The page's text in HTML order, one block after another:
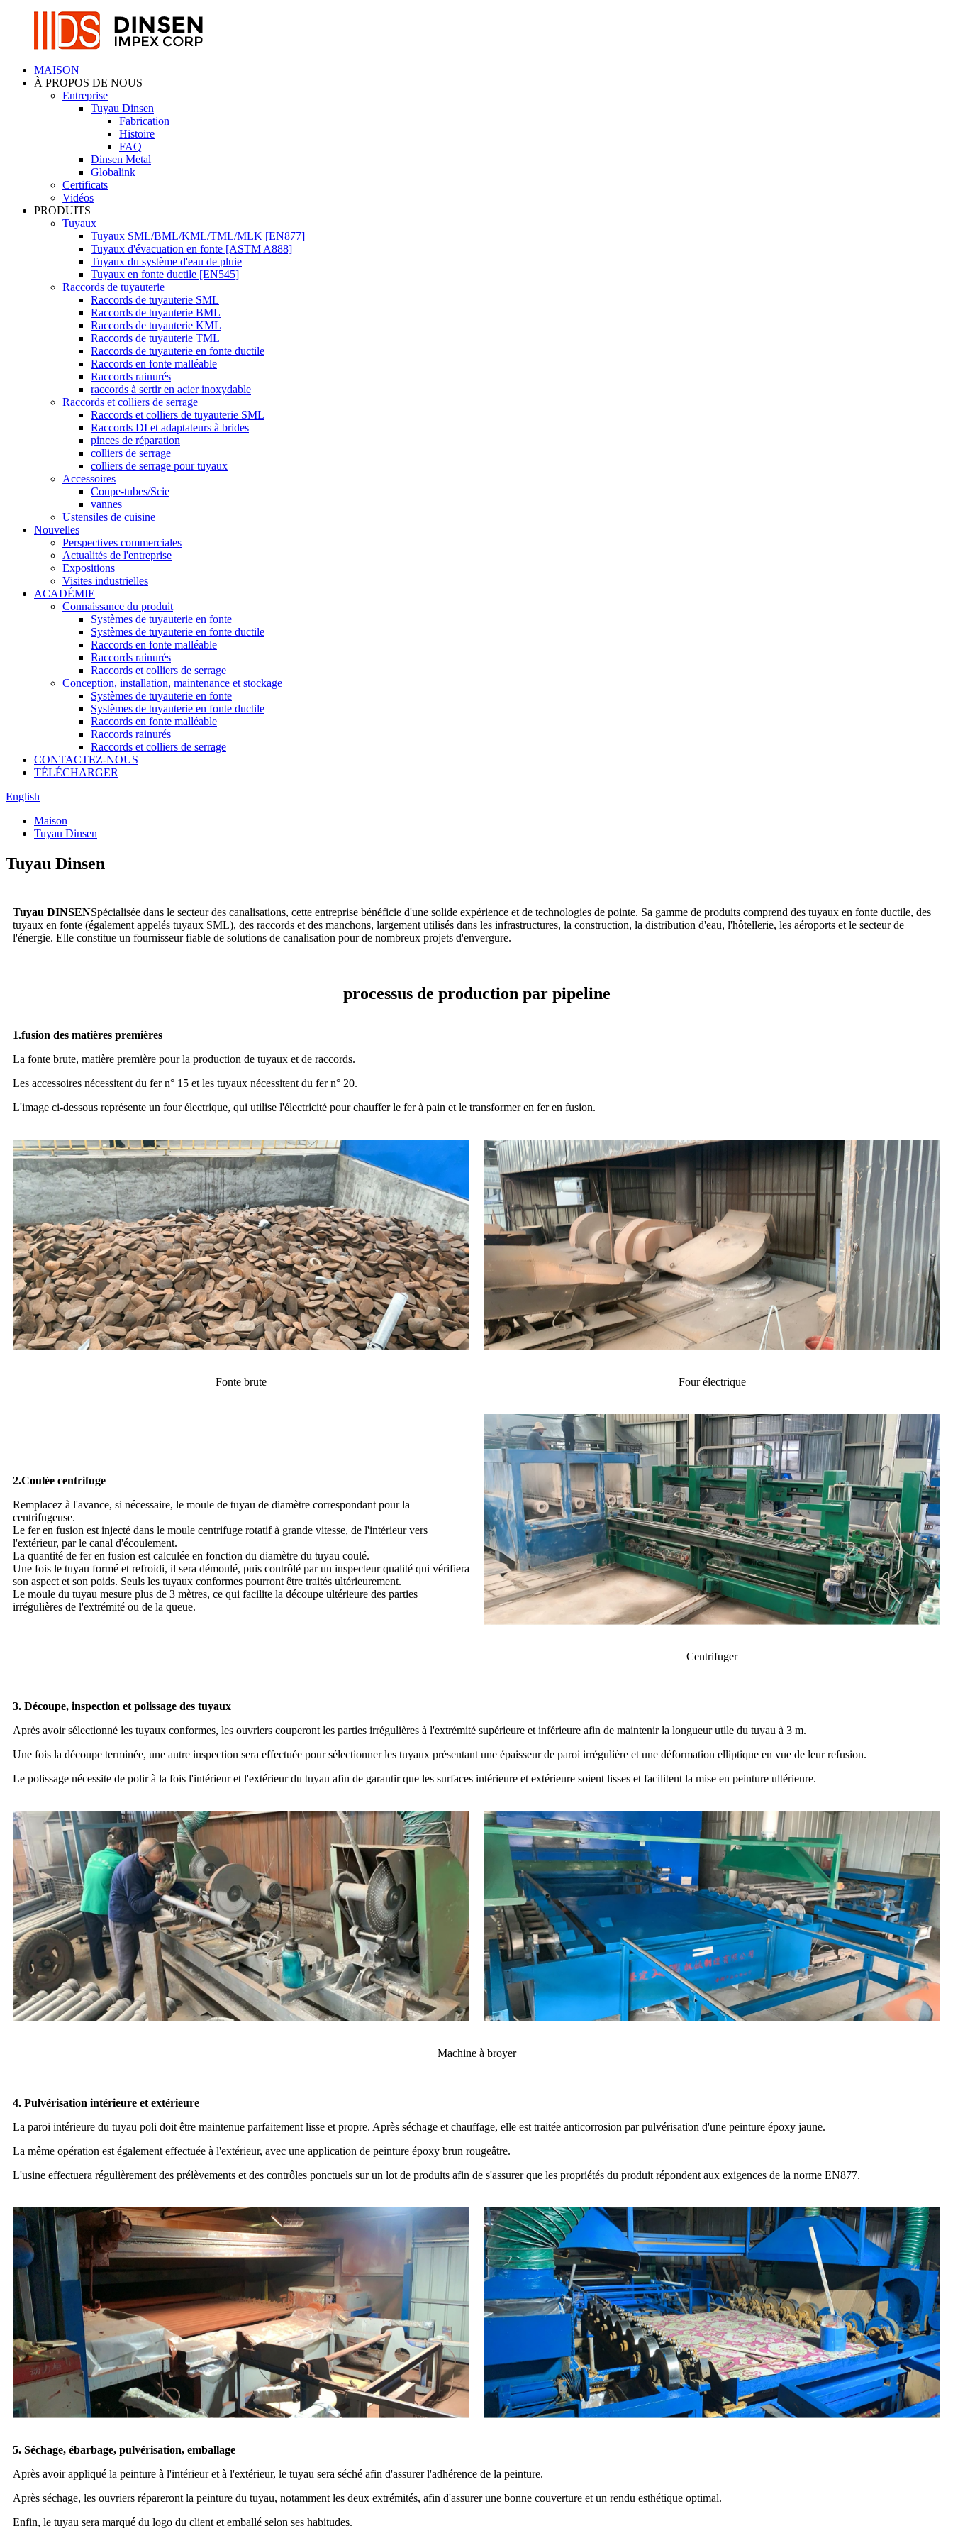
MAISON
À PROPOS DE NOUS
Entreprise
Tuyau Dinsen
Fabrication
Histoire
FAQ
Dinsen Metal
Globalink
Certificats
Vidéos
PRODUITS
Tuyaux
Tuyaux SML/BML/KML/TML/MLK [EN877]
Tuyaux d'évacuation en fonte [ASTM A888]
Tuyaux du système d'eau de pluie
Tuyaux en fonte ductile [EN545]
Raccords de tuyauterie
Raccords de tuyauterie SML
Raccords de tuyauterie BML
Raccords de tuyauterie KML
Raccords de tuyauterie TML
Raccords de tuyauterie en fonte ductile
Raccords en fonte malléable
Raccords rainurés
raccords à sertir en acier inoxydable
Raccords et colliers de serrage
Raccords et colliers de tuyauterie SML
Raccords DI et adaptateurs à brides
pinces de réparation
colliers de serrage
colliers de serrage pour tuyaux
Accessoires
Coupe-tubes/Scie
vannes
Ustensiles de cuisine
Nouvelles
Perspectives commerciales
Actualités de l'entreprise
Expositions
Visites industrielles
ACADÉMIE
Connaissance du produit
Systèmes de tuyauterie en fonte
Systèmes de tuyauterie en fonte ductile
Raccords en fonte malléable
Raccords rainurés
Raccords et colliers de serrage
Conception, installation, maintenance et stockage
Systèmes de tuyauterie en fonte
Systèmes de tuyauterie en fonte ductile
Raccords en fonte malléable
Raccords rainurés
Raccords et colliers de serrage
CONTACTEZ-NOUS
TÉLÉCHARGER
English
Maison
Tuyau Dinsen
Tuyau Dinsen
Tuyau DINSENSpécialisée dans le secteur des canalisations, cette entreprise bénéficie d'une solide expérience et de technologies de pointe. Sa gamme de produits comprend des tuyaux en fonte ductile, des
tuyaux en fonte (également appelés tuyaux SML), des raccords et des manchons, largement utilisés dans les infrastructures, la construction, la distribution d'eau, l'hôtellerie, les aéroports et le secteur de
l'énergie. Elle constitue un fournisseur fiable de solutions de canalisation pour de nombreux projets d'envergure.
processus de production par pipeline
1.fusion des matières premières
La fonte brute, matière première pour la production de tuyaux et de raccords.
Les accessoires nécessitent du fer n° 15 et les tuyaux nécessitent du fer n° 20.
L'image ci-dessous représente un four électrique, qui utilise l'électricité pour chauffer le fer à pain et le transformer en fer en fusion.
Fonte brute Four électrique
2.Coulée centrifuge
Remplacez à l'avance, si nécessaire, le moule de tuyau de diamètre correspondant pour la
centrifugeuse.
Le fer en fusion est injecté dans le moule centrifuge rotatif à grande vitesse, de l'intérieur vers
l'extérieur, par le canal d'écoulement.
La quantité de fer en fusion est calculée en fonction du diamètre du tuyau coulé.
Une fois le tuyau formé et refroidi, il sera démoulé, puis contrôlé par un inspecteur qualité qui vérifiera
son aspect et son poids. Seuls les tuyaux conformes pourront être traités ultérieurement.
Le moule du tuyau mesure plus de 3 mètres, ce qui facilite la découpe ultérieure des parties
irrégulières de l'extrémité ou de la queue.
Centrifuger
3. Découpe, inspection et polissage des tuyaux
Après avoir sélectionné les tuyaux conformes, les ouvriers couperont les parties irrégulières à l'extrémité supérieure et inférieure afin de maintenir la longueur utile du tuyau à 3 m.
Une fois la découpe terminée, une autre inspection sera effectuée pour sélectionner les tuyaux présentant une épaisseur de paroi irrégulière et une déformation elliptique en vue de leur refusion.
Le polissage nécessite de polir à la fois l'intérieur et l'extérieur du tuyau afin de garantir que les surfaces intérieure et extérieure soient lisses et facilitent la mise en peinture ultérieure.
Machine à broyer
4. Pulvérisation intérieure et extérieure
La paroi intérieure du tuyau poli doit être maintenue parfaitement lisse et propre. Après séchage et chauffage, elle est traitée anticorrosion par pulvérisation d'une peinture époxy jaune.
La même opération est également effectuée à l'extérieur, avec une application de peinture époxy brun rougeâtre.
L'usine effectuera régulièrement des prélèvements et des contrôles ponctuels sur un lot de produits afin de s'assurer que les propriétés du produit répondent aux exigences de la norme EN877.
5. Séchage, ébarbage, pulvérisation, emballage
Après avoir appliqué la peinture à l'intérieur et à l'extérieur, le tuyau sera séché afin d'assurer l'adhérence de la peinture.
Après séchage, les ouvriers répareront la peinture du tuyau, notamment les deux extrémités, afin d'assurer une bonne couverture et un rendu esthétique optimal.
Enfin, le tuyau sera marqué du logo du client et emballé selon ses habitudes.